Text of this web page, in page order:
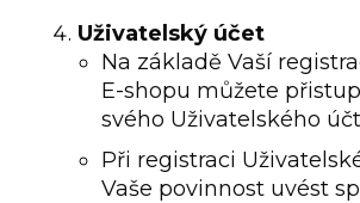
Uživatelský účet
Na základě Vaší
E-shopu můžete
svého Uživatelského
Při registraci
Vaše povinnost uvést